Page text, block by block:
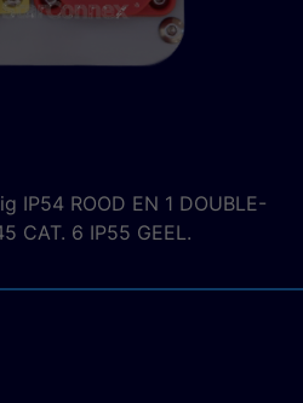
IP54 ROOD EN 1 DOUBLE-
CAT. 6 IP55 GEEL.